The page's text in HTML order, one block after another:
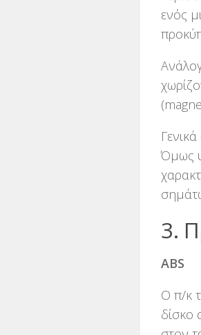
ενός
Όμως
3.
ABS
Ο π/κ
δίσκο